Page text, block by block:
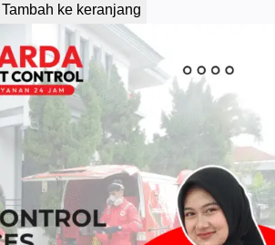
Tambah ke keranjang